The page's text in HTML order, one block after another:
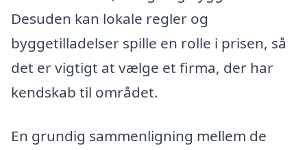
Desuden kan lokale regler og
byggetilladelser spille en rolle i prisen, så
det er vigtigt at vælge et firma, der har
kendskab til området.
En grundig sammenligning mellem de